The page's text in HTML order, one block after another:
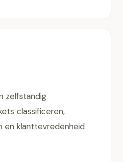
zelfstandig
classificeren,
en klanttevredenheid